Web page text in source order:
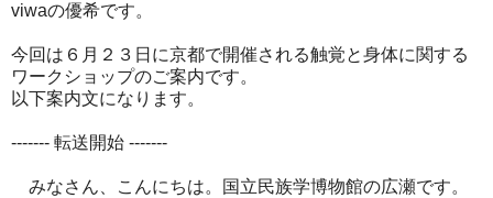
viwaの優希です。
今回は６月２３日に京都で開催される触覚と身体に関する
ワークショップのご案内です。
以下案内文になります。
------- 転送開始 -------
みなさん、こんにちは。国立民族学博物館の広瀬です。